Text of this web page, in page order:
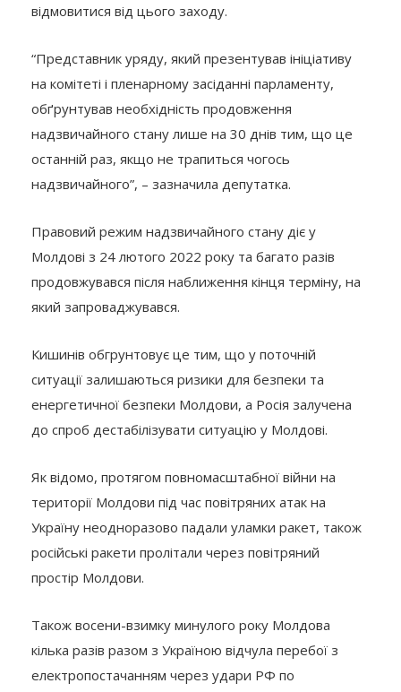
відмовитися від цього заходу.
“Представник уряду, який презентував ініціативу
на комітеті і пленарному засіданні парламенту,
обґрунтував необхідність продовження
надзвичайного стану лише на 30 днів тим, що це
останній раз, якщо не трапиться чогось
надзвичайного”, – зазначила депутатка.
Правовий режим надзвичайного стану діє у
Молдові з 24 лютого 2022 року та багато разів
продовжувався після наближення кінця терміну, на
який запроваджувався.
Кишинів обгрунтовує це тим, що у поточній
ситуації залишаються ризики для безпеки та
енергетичної безпеки Молдови, а Росія залучена
до спроб дестабілізувати ситуацію у Молдові.
Як відомо, протягом повномасштабної війни на
території Молдови під час повітряних атак на
Україну неодноразово падали уламки ракет, також
російські ракети пролітали через повітряний
простір Молдови.
Також восени-взимку минулого року Молдова
кілька разів разом з Україною відчула перебої з
електропостачанням через удари РФ по